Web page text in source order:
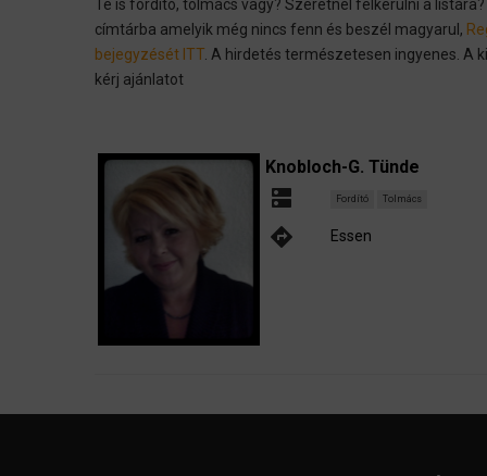
Te is fordító, tolmács vagy? Szeretnél felkerülni a
címtárba amelyik még nincs fenn és beszél magyarul,
bejegyzését ITT . A hirdetés természetesen ingyenes.
kérj ajánlatot
Knobloch-G. Tünde
dns Fordító Tolmács
directions Essen